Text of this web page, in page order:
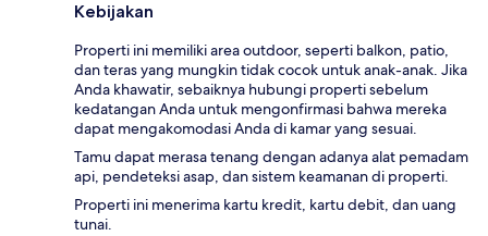
Kebijakan
Properti ini memiliki area outdoor, seperti balkon, patio,
dan teras yang mungkin tidak cocok untuk anak-anak. Jika
Anda khawatir, sebaiknya hubungi properti sebelum
kedatangan Anda untuk mengonfirmasi bahwa mereka
dapat mengakomodasi Anda di kamar yang sesuai.
Tamu dapat merasa tenang dengan adanya alat pemadam
api, pendeteksi asap, dan sistem keamanan di properti.
Properti ini menerima kartu kredit, kartu debit, dan uang
tunai.